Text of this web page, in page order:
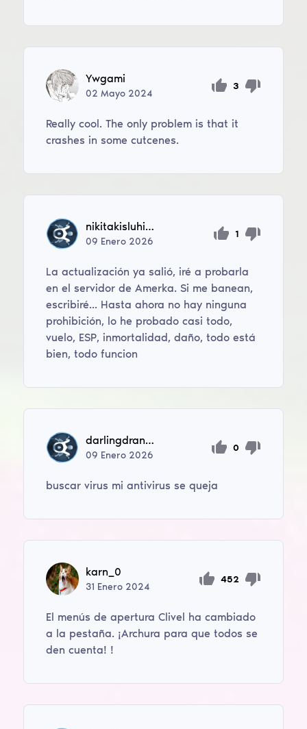
Ywgami
02Mayo 2024
3
Really cool. The only problem is that it
crashes in some cutcenes.
nikitakisluhin19
09 Enero 2026
1
La actualización ya salió, iré a probarla
en el servidor de Amerka. Si me banean,
escribiré... Hasta ahora no hay ninguna
prohibición, lo he probado casi todo,
vuelo, ESP, inmortalidad, daño, todo está
bien, todo funcion
darlingdranxx
09 Enero 2026
0
buscar virus mi antivirus se queja
karn_0
31 Enero 2024
452
El menús de apertura Clivel ha cambiado
a la pestaña. ¡Archura para que todos se
den cuenta! !